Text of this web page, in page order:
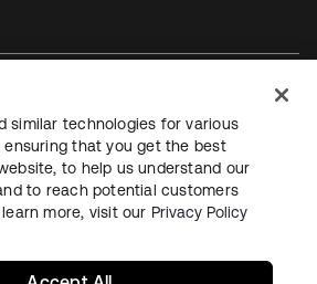
onglet
nouvel onglet
du siteSécuritéPlan du site
similar technologies for various
ensuring that you get the best
to help us understand our
to reach potential customers
more, visit our Privacy Policy